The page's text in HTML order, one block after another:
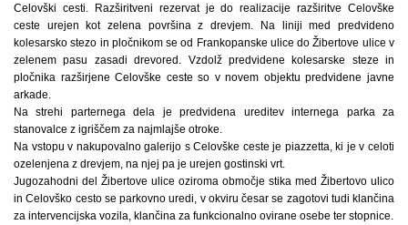
Celovški cesti. Razširitveni rezervat je do realizacije razširitve Celovške
ceste urejen kot zelena površina z drevjem. Na liniji med predvideno
kolesarsko stezo in pločnikom se od Frankopanske ulice do Žibertove ulice v
zelenem pasu zasadi drevored. Vzdolž predvidene kolesarske steze in
pločnika razširjene Celovške ceste so v novem objektu predvidene javne
arkade.
Na strehi parternega dela je predvidena ureditev internega parka za
stanovalce z igriščem za najmlajše otroke.
Na vstopu v nakupovalno galerijo s Celovške ceste je piazzetta, ki je v celoti
ozelenjena z drevjem, na njej pa je urejen gostinski vrt.
Jugozahodni del Žibertove ulice oziroma območje stika med Žibertovo ulico
in Celovško cesto se parkovno uredi, v okviru česar se zagotovi tudi klančina
za intervencijska vozila, klančina za funkcionalno ovirane osebe ter stopnice.